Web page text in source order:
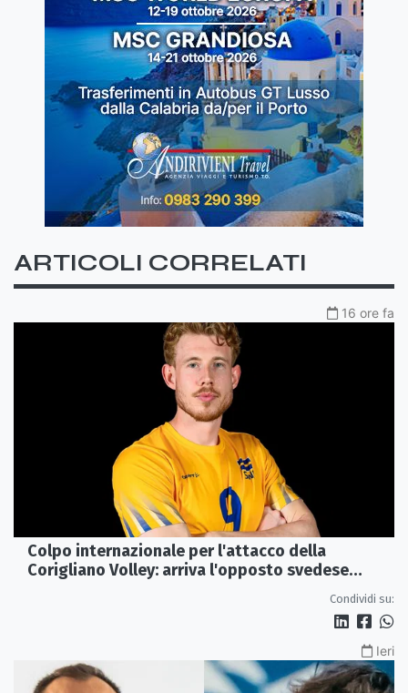
ARTICOLI CORRELATI
16 ore fa
Colpo internazionale per l'attacco della
Corigliano Volley: arriva l'opposto svedese
Condividi su:
Ieri